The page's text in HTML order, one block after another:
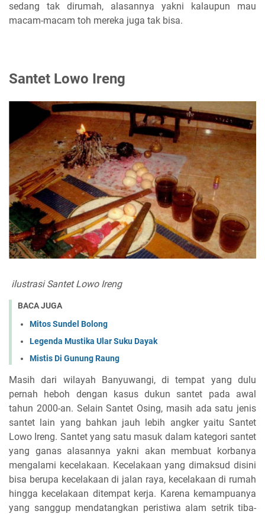
sedang tak dirumah, alasannya yakni kalaupun mau
macam-macam toh mereka juga tak bisa.
Santet Lowo Ireng
ilustrasi Santet Lowo Ireng
BACA JUGA
Mitos Sundel Bolong
Legenda Mustika Ular Suku Dayak
Mistis Di Gunung Raung
Masih dari wilayah Banyuwangi, di tempat yang dulu
pernah heboh dengan kasus dukun santet pada awal
tahun 2000-an. Selain Santet Osing, masih ada satu jenis
santet lain yang bahkan jauh lebih angker yaitu Santet
Lowo Ireng. Santet yang satu masuk dalam kategori santet
yang ganas alasannya yakni akan membuat korbanya
mengalami kecelakaan. Kecelakaan yang dimaksud disini
bisa berupa kecelakaan di jalan raya, kecelakaan di rumah
hingga kecelakaan ditempat kerja. Karena kemampuanya
yang sanggup mendatangkan peristiwa alam setrik tiba-